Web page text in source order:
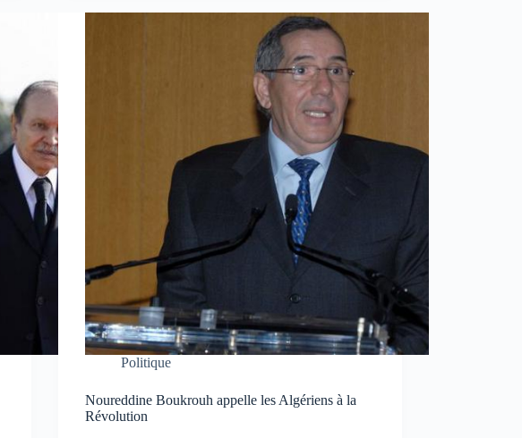
Politique
Noureddine Boukrouh appelle les Algériens à la
Révolution